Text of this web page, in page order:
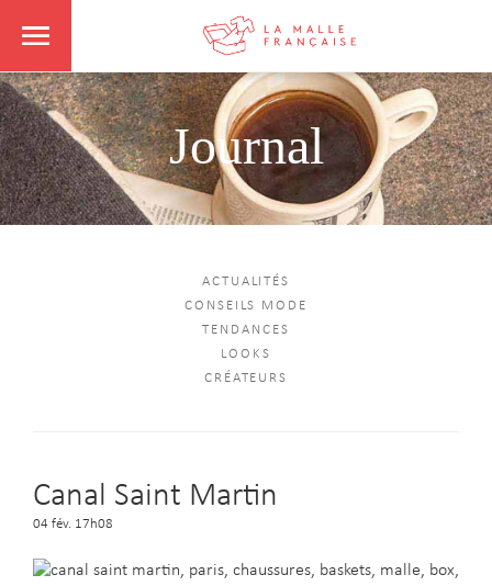
Journal
ACTUALITÉS
CONSEILS MODE
TENDANCES
LOOKS
CRÉATEURS
Canal Saint Martin
04 fév. 17h08